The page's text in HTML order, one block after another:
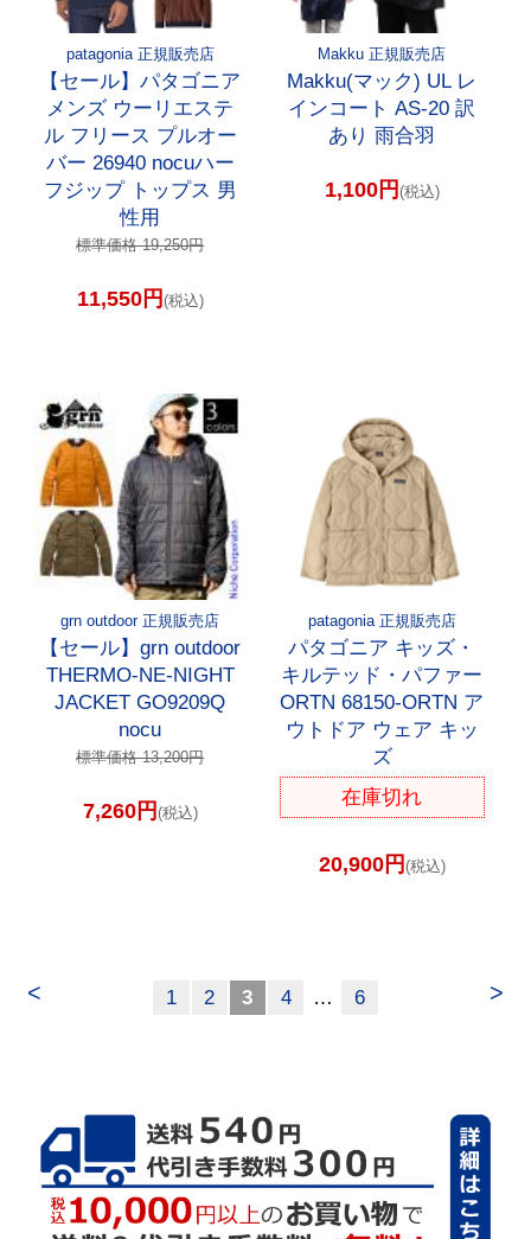
patagonia 正規販売店
【セール】パタゴニア
メンズ ウーリエステ
ル フリース プルオー
バー 26940 nocuハー
フジップ トップス 男
性用
標準価格 19,250円
11,550円 (税込)
Makku 正規販売店
Makku(マック) UL レ
インコート AS-20 訳
あり 雨合羽
1,100円 (税込)
grn outdoor 正規販売店
【セール】grn outdoor
THERMO-NE-NIGHT
JACKET GO9209Q
nocu
標準価格 13,200円
7,260円 (税込)
patagonia 正規販売店
パタゴニア キッズ・
キルテッド・パファー
ORTN 68150-ORTN ア
ウトドア ウェア キッ
ズ
在庫切れ
20,900円 (税込)
< >
1 2 3 4 … 6